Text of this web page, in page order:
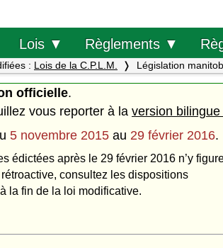
Lois ▼ Règlements ▼
: Lois de la C.P.L.M. Législation
officielle.
vous reporter à la version
5 novembre 2015 au 29 février 2016.
édictées après le 29 février 2016 n’y
consultez les dispositions
la fin de la loi modificative.